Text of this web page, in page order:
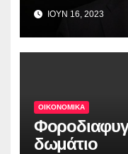
ΙΟΥΝ 16, 2023
ΟΙΚΟΝΟΜΙΚΑ
δωμάτιο